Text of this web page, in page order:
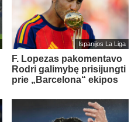
Ispanijos La Liga
F. Lopezas pakomentavo
Rodri galimybę prisijungti
prie „Barcelona“ ekipos